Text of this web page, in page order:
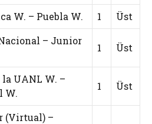
W. – Puebla W. 1 Üst
– Junior
1 Üst
UANL W. –
W.
1 Üst
(Virtual) –